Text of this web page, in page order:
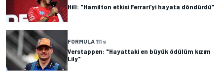
Hill: "Hamilton etkisi Ferrari'yi hayata döndürdü"
FORMULA 111 s
Verstappen: "Hayattaki en büyük ödülüm kızım
Lily"